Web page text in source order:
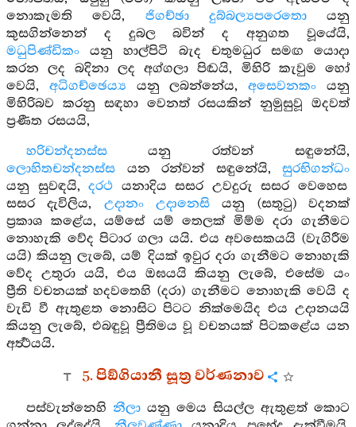
නොකැමති වෙයි, ජිගච්ඡා දුබ්බල්‍යපරෙතොයනු
කුසගින්නෙන් ද දුබල බවින් ද අනුගත වූයේයි,
මධුපිණ්ඩිකං යනු හාල්පිටි බැද චතුමධුර සමඟ යොදා
කරන ලද බදිනා ලද අග්ගලා පිඬයි, මිහිරි කැවුම හෝ
වෙයි, අධිගච්ඡෙය්‍ය යනු ලබන්නේය,අසෙවනකංයනු
මිහිරිබව කරනු සඳහා වෙනත් රසයකින් නුමුසුවූ ඔදවත්
ප්‍රණීත රසයයි,
හරිචන්දනස්සයනු රත්වන් සඳුනේයි,
ලොහිතචන්දනස්ස යන රන්වන් සඳුනේයි, සුරභිගන්ධං
යනු සුවඳයි, දරථ යනාදිය සසර උවදුරු සසර වෙහෙස
සසර දැවිලිය, උදානං උදානෙසි යනු (සතුටු) වදනක්
ප්‍රකාශ කළේය, යම්සේ යම් තෙලක් මිම්ම දරා ගැනීමට
නොහැකි වේද පිටාර ගලා යයි. එය අවසෙකයයි (වැගිරීම
යයි) කියනු ලැබේ, යම් දියක් ඉවුර දරා ගැනීමට නොහැකි
වේද උතුරා යයි, එය ඔඝයයි කියනු ලැබේ, එසේම යං
ප්‍රීති වචනයක් හදවතෙහි (දරා) ගැනීමට නොහැකි වෙයි ද
වැඩි වී ඇතුළත නොසිට පිටට නික්මෙයිද එය උදානයයි
කියනු ලැබේ, එබඳුවූ ප්‍රීතිමය වූ වචනයක් පිටකළේය යන
අර්‍ත්‍ථයයි.
5. පිඞ්ගියානී සූත්‍ර වර්ණනාව
පස්වැන්නෙහි නීලායනු මෙය සියල්ල ඇතුළත් කොට